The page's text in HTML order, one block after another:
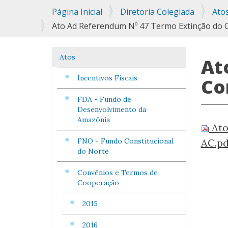
Você
está
aqui:
Página Inicial Diretoria Colegiada
Ato Ad Referendum Nº 47 Termo Extinção do
Navegação
Atos
Incentivos Fiscais
FDA - Fundo de
Desenvolvimento da
Amazônia
FNO - Fundo Constitucional
do Norte
Convênios e Termos de
Cooperação
2015
2016